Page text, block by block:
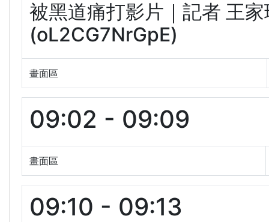
被黑道痛打影片｜記者 王
(oL2CG7NrGpE)
畫面區
09:02 - 09:09
畫面區
09:10 - 09:13